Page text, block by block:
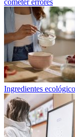
cometer errores
Ingredientes